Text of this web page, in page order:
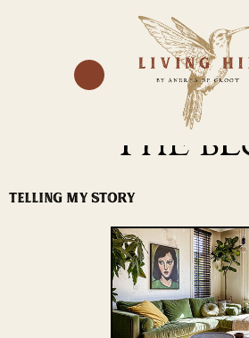
NAAR
DE
THE
TELLING MY STORY